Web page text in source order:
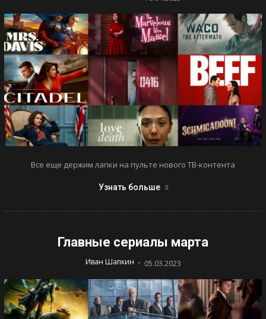
Все еще держим лапки на пульте нового ТВ-контента
Узнать больше
Главные сериалы марта
Иван Шапкин - 05.03.2023